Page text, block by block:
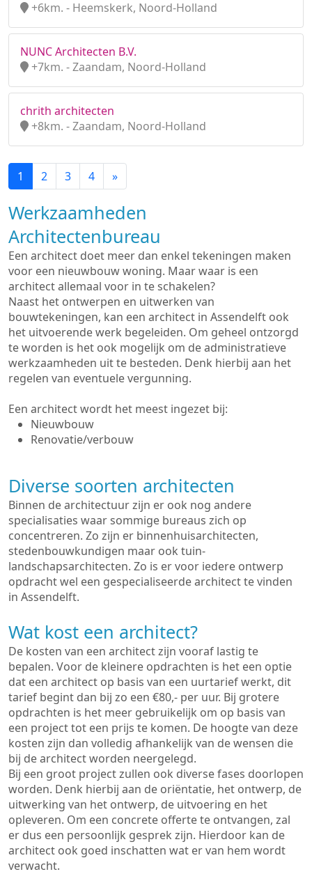
+6km. - Heemskerk, Noord-Holland
NUNC Architecten B.V.
+7km. - Zaandam, Noord-Holland
chrith architecten
+8km. - Zaandam, Noord-Holland
1 2 3 4 »
Werkzaamheden
Architectenbureau
Een architect doet meer dan enkel tekeningen maken
voor een nieuwbouw woning. Maar waar is een
architect allemaal voor in te schakelen?
Naast het ontwerpen en uitwerken van
bouwtekeningen, kan een architect in Assendelft ook
het uitvoerende werk begeleiden. Om geheel ontzorgd
te worden is het ook mogelijk om de administratieve
werkzaamheden uit te besteden. Denk hierbij aan het
regelen van eventuele vergunning.
Een architect wordt het meest ingezet bij:
Nieuwbouw
Renovatie/verbouw
Diverse soorten architecten
Binnen de architectuur zijn er ook nog andere
specialisaties waar sommige bureaus zich op
concentreren. Zo zijn er binnenhuisarchitecten,
stedenbouwkundigen maar ook tuin-
landschapsarchitecten. Zo is er voor iedere ontwerp
opdracht wel een gespecialiseerde architect te vinden
in Assendelft.
Wat kost een architect?
De kosten van een architect zijn vooraf lastig te
bepalen. Voor de kleinere opdrachten is het een optie
dat een architect op basis van een uurtarief werkt, dit
tarief begint dan bij zo een €80,- per uur. Bij grotere
opdrachten is het meer gebruikelijk om op basis van
een project tot een prijs te komen. De hoogte van deze
kosten zijn dan volledig afhankelijk van de wensen die
bij de architect worden neergelegd.
Bij een groot project zullen ook diverse fases doorlopen
worden. Denk hierbij aan de oriëntatie, het ontwerp, de
uitwerking van het ontwerp, de uitvoering en het
opleveren. Om een concrete offerte te ontvangen, zal
er dus een persoonlijk gesprek zijn. Hierdoor kan de
architect ook goed inschatten wat er van hem wordt
verwacht.